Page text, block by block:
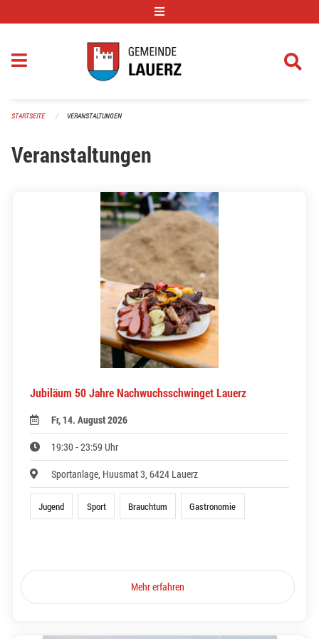
STARTSEITE VERANSTALTUNGEN
Veranstaltungen
Jubiläum 50 Jahre Nachwuchsschwinget Lauerz
Fr, 14. August 2026
19:30 - 23:59 Uhr
Sportanlage, Huusmat 3, 6424 Lauerz
Jugend Sport Brauchtum Gastronomie
Mehr erfahren